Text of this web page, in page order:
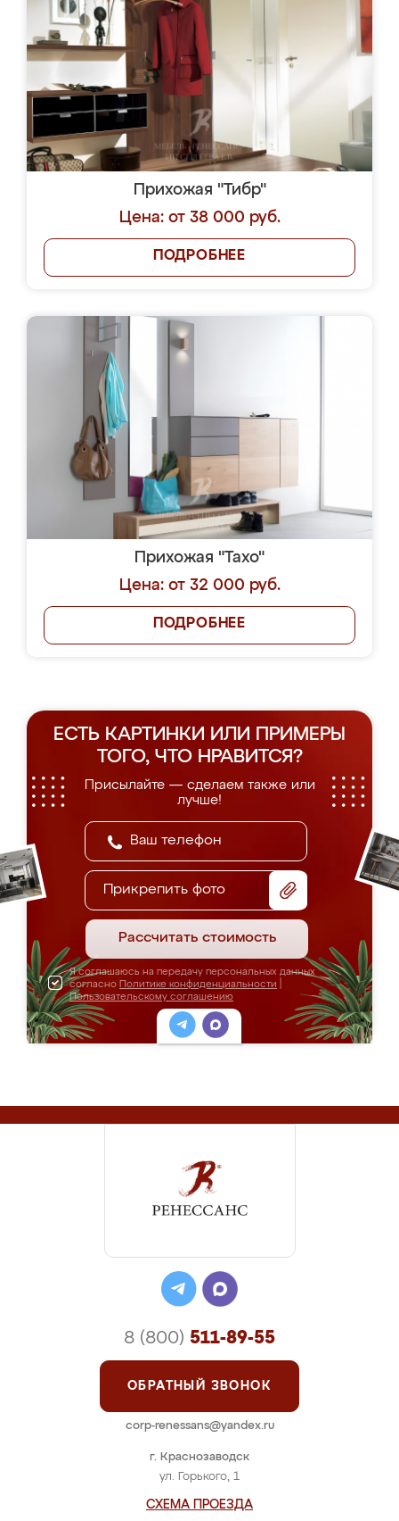
Прихожая "Тибр"
Цена: от 38 000 руб.
ПОДРОБНЕЕ
Прихожая "Тахо"
Цена: от 32 000 руб.
ПОДРОБНЕЕ
ЕСТЬ КАРТИНКИ ИЛИ ПРИМЕРЫ
ТОГО, ЧТО НРАВИТСЯ?
Присылайте — сделаем также или
лучше!
Прикрепить фото
Рассчитать стоимость
Я соглашаюсь на передачу персональных данных
согласно Политике конфиденциальности
Пользовательскому соглашению
г. Краснозаводск
ул. Горького, 1
СХЕМА ПРОЕЗДА
8 (800) 511-89-55
ОБРАТНЫЙ ЗВОНОК
corp-renessans@yandex.ru